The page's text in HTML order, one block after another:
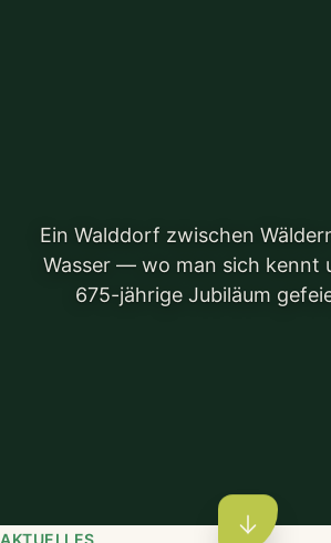
Ein Walddorf zwischen
Wasser — wo man sich kennt
675-jährige Jubiläum
AKTUELLES